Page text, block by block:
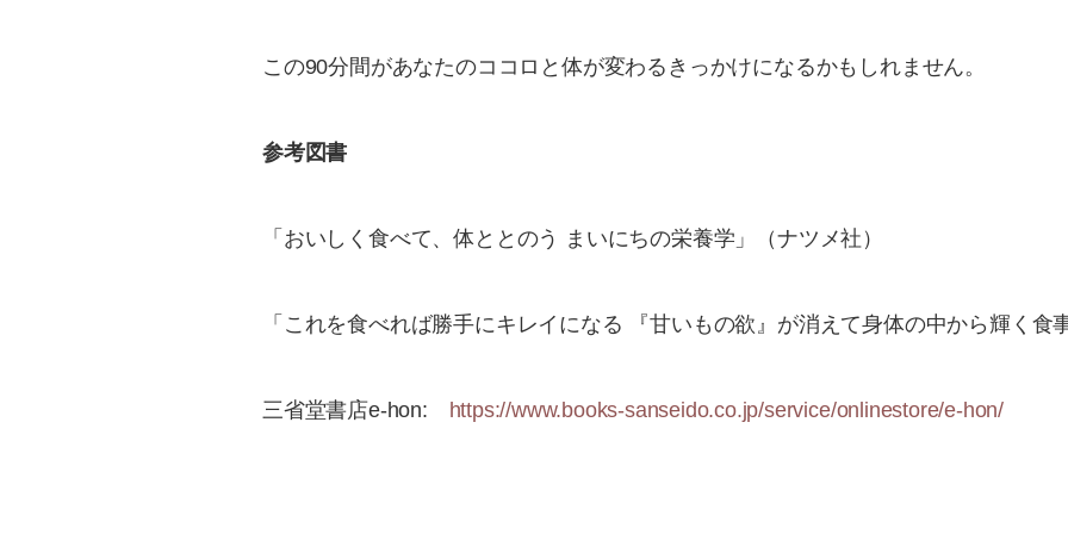
この90分間があなたのココロと体が変わるきっかけになるかもしれません。
参考図書
「おいしく食べて、体ととのう まいにちの栄養学」（ナツメ社）
「これを食べれば勝手にキレイになる 『甘いもの欲』が消えて身体の中から輝く食
三省堂書店e-hon: https://www.books-sanseido.co.jp/service/onlinestore/e-hon/